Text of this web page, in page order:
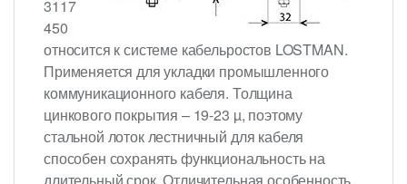
3117
450
относится к системе кабельростов LOSTMAN.
Применяется для укладки промышленного
коммуникационного кабеля. Толщина
цинкового покрытия – 19-23 µ, поэтому
стальной лоток лестничный для кабеля
способен сохранять функциональность на